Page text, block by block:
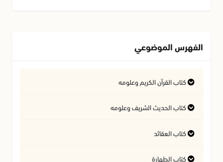
الفهرس الموضوعي
كتاب القرآن الكريم وعلومه
التفسير وعلوم القرآن
فتاوى متعلقة بالقرآن الكريم
آداب تلاوة القرآن الكريم
كتاب الحديث الشريف وعلومه
فتاوى متعلقة بالحديث الشريف
أسئلة في السيرة النبوية
كتاب العقائد
المسائل المتعلقة بالعقيدة
كتاب الطهارة